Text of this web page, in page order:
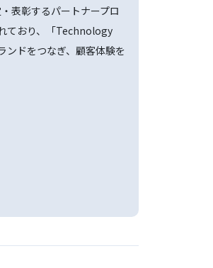
表彰するパートナープロ
ており、「Technology
ドをつなぎ、顧客体験を